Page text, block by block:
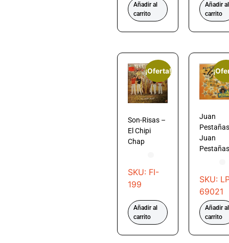
Añadir al
carrito
Añadir al
carrito
¡Oferta!
Son-Risas –
El Chipi
Chap
SKU: FI-
199
Añadir al
carrito
Juan
Juan
Pestañas
SKU:
69021
Añadir al
carrito